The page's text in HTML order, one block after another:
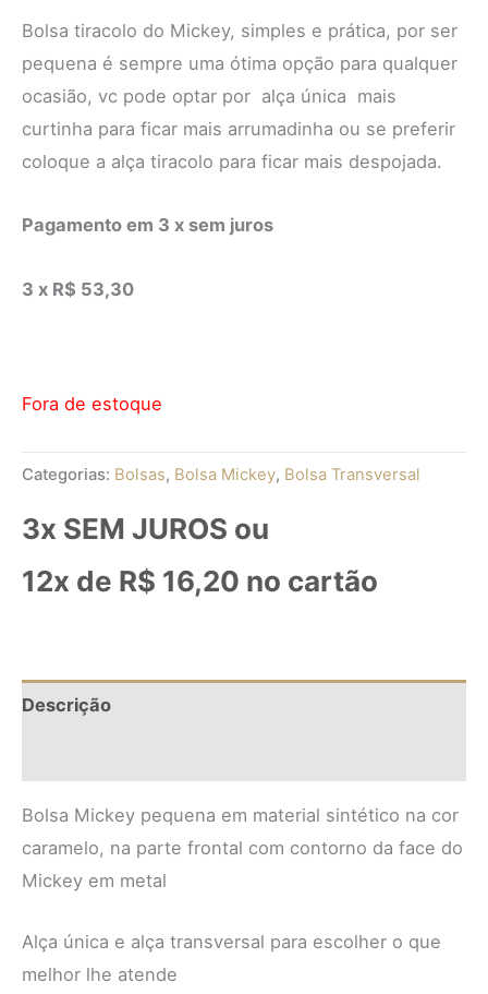
Bolsa tiracolo do Mickey, simples e prática, por ser
pequena é sempre uma ótima opção para qualquer
ocasião, vc pode optar por alça única mais
curtinha para ficar mais arrumadinha ou se preferir
coloque a alça tiracolo para ficar mais despojada.
Pagamento em 3 x sem juros
3 x R$ 53,30
Fora de estoque
Categorias: Bolsas, Bolsa Mickey, Bolsa Transversal
3x SEM JUROS ou
12x de R$ 16,20 no cartão
Descrição
Bolsa Mickey pequena em material sintético na cor
caramelo, na parte frontal com contorno da face do
Mickey em metal
Alça única e alça transversal para escolher o que
melhor lhe atende